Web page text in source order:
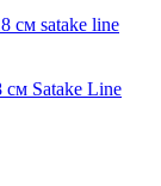
Satake Line